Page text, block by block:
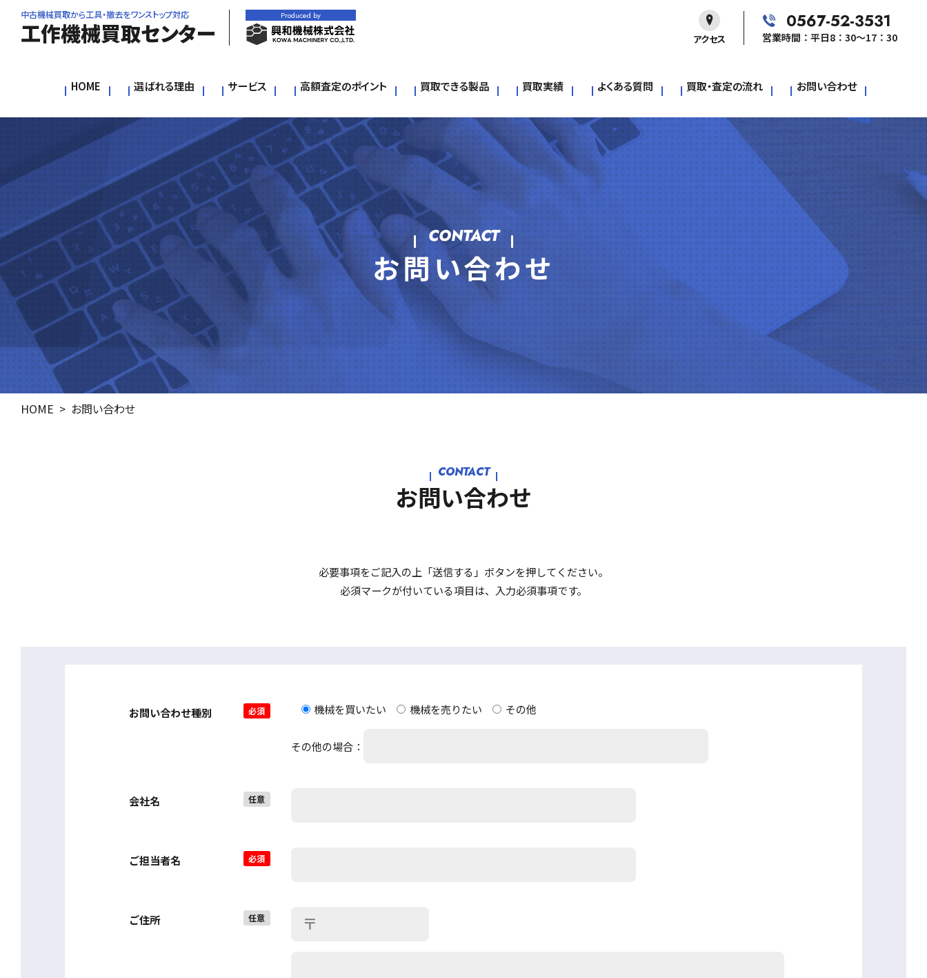
中古機械買取から工具・撤去をワンストップ対応
工作機械買取センター
Produced by
アクセス
0567-52-3531
営業時間：平日8：30～17：30
HOME 選ばれる理由 サービス 高額査定のポイント 買取できる製品 買取実績 よくある質問 買取・査定の流れ お問い合わせ
CONTACT
お問い合わせ
HOME お問い合わせ
CONTACT
お問い合わせ
必要事項をご記入の上「送信する」ボタンを押してください。
必須マークが付いている項目は、入力必須事項です。
お問い合わせ種別 必須 機械を買いたい 機械を売りたい その他
その他の場合：
会社名 任意
ご担当者名 必須
ご住所 任意 〒